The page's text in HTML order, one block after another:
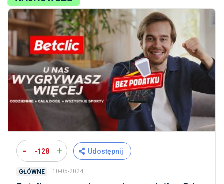
- -128 + Udostępnij
GŁÓWNE 10-05-2024